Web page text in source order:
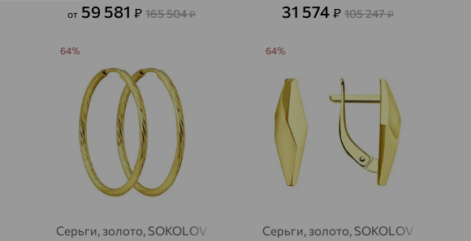
от 59 581₽ 165 504₽ 31 574₽ 105 247₽
Серьги, золото, SOKOLOV
64%
Серьги, золото, SOKOLOV
64%
доставка